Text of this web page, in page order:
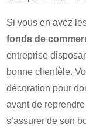
Si vous en avez
fonds de
entreprise
bonne clientèle.
décoration pour
avant de
s’assurer de son